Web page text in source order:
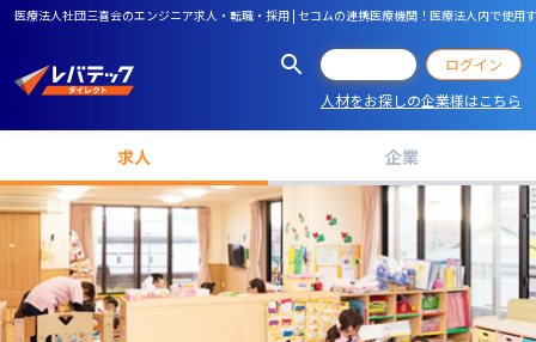
医療法人社団三喜会のエンジニア求人・転職・採用 | セコムの連携医療機関！医療法人内で使
ログイン
人材をお探しの企業様はこちら
求人 企業